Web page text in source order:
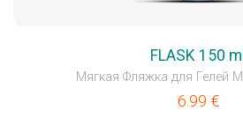
FLASK 150 ml
Мягкая Фляжка для Гелей
6.99 €